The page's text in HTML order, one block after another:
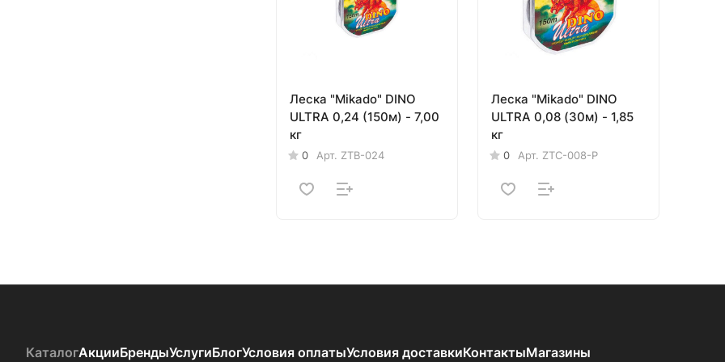
Леска "Mikado" DINO
ULTRA 0,24 (150м) - 7,00
кг
0 Арт. ZTB-024
Леска "Mikado" DINO
ULTRA 0,08 (30м) - 1,85
кг
0 Арт. ZTC-008-P
КаталогАкцииБрендыУслугиБлогУсловия оплатыУсловия доставкиКонтактыМагазины